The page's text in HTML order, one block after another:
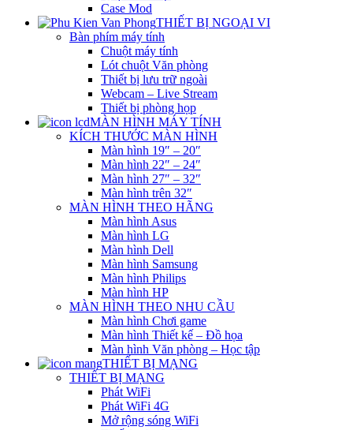
Case Mod
THIẾT BỊ NGOẠI VI
Bàn phím máy tính
Chuột máy tính
Lót chuột Văn phòng
Thiết bị lưu trữ ngoài
Webcam – Live Stream
Thiết bị phòng họp
MÀN HÌNH MÁY TÍNH
KÍCH THƯỚC MÀN HÌNH
Màn hình 19″ – 20″
Màn hình 22″ – 24″
Màn hình 27″ – 32″
Màn hình trên 32″
MÀN HÌNH THEO HÃNG
Màn hình Asus
Màn hình LG
Màn hình Dell
Màn hình Samsung
Màn hình Philips
Màn hình HP
MÀN HÌNH THEO NHU CẦU
Màn hình Chơi game
Màn hình Thiết kế – Đồ họa
Màn hình Văn phòng – Học tập
THIẾT BỊ MẠNG
THIẾT BỊ MẠNG
Phát WiFi
Phát WiFi 4G
Mở rộng sóng WiFi